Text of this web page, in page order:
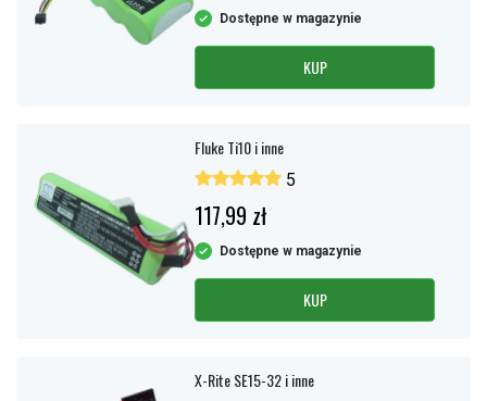
Dostępne w magazynie
KUP
Fluke Ti10 i inne
5
117,99 zł
Dostępne w magazynie
KUP
X-Rite SE15-32 i inne